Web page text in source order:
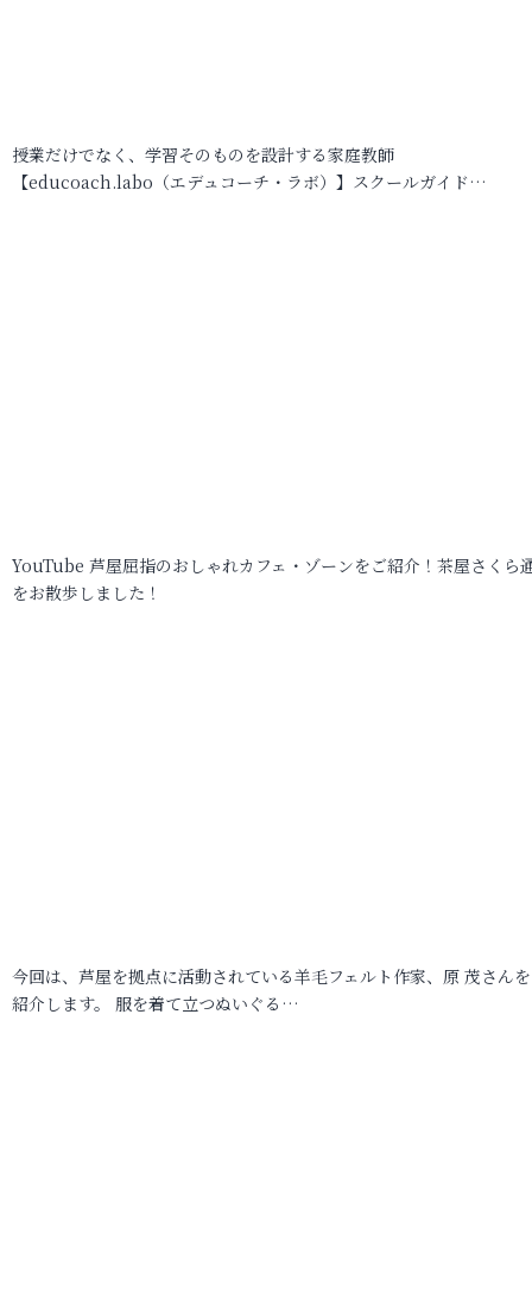
授業だけでなく、学習そのものを設計する家庭教師
【educoach.labo（エデュコーチ・ラボ）】スクールガイド…
YouTube 芦屋屈指のおしゃれカフェ・ゾーンをご紹介！茶屋さくら
をお散歩しました！
今回は、芦屋を拠点に活動されている羊毛フェルト作家、原 茂さん
紹介します。 服を着て立つぬいぐる…